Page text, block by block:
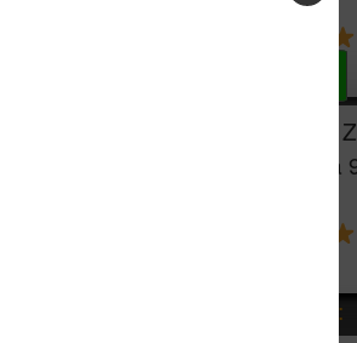
Vivlio Light
HOUSSE à
Les accessibles :